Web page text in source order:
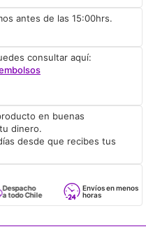
antes de las 15:00hrs.
consultar aquí:
en buenas
dinero.
desde que recibes tus
Chile
Envíos en menos de 24
horas